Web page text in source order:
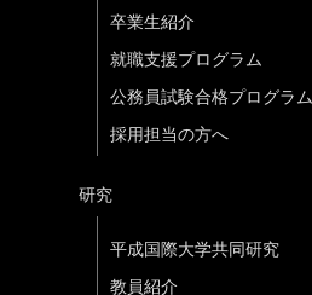
卒業生紹介
就職支援プログラム
公務員試験合格プログラム
採用担当の方へ
研究
平成国際大学共同研究
教員紹介